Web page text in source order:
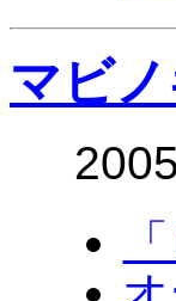
マビ